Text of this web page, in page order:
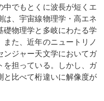
でもとくに波長が短くエ
、宇宙線物理学・高エネ
物理学と多岐にわたる学
た、近年のニュートリノ
ジャー天文学においてガ
を担っている。しかし、ガ
と比べて桁違いに解像度が